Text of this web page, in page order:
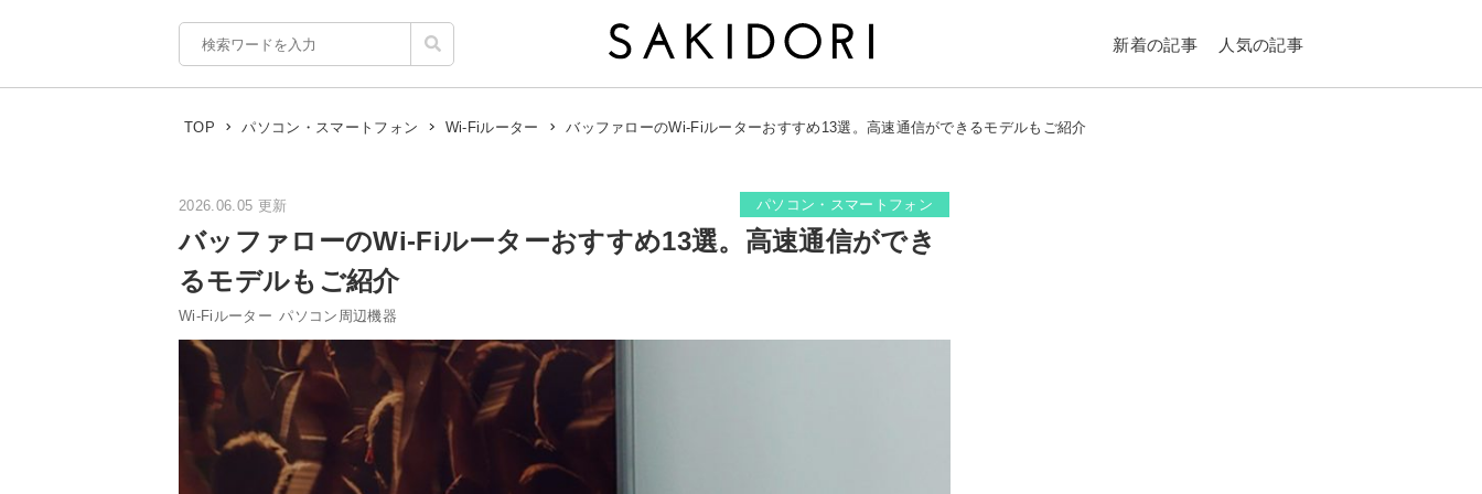
新着の記事 人気の記事
TOP パソコン・スマートフォン Wi-Fiルーター バッファローのWi-Fiルーターおすすめ13選。高速通信ができるモデルもご紹介
2026.06.05 更新 パソコン・スマートフォン
バッファローのWi-Fiルーターおすすめ13選。高速通信ができ
るモデルもご紹介
Wi-Fiルーター パソコン周辺機器